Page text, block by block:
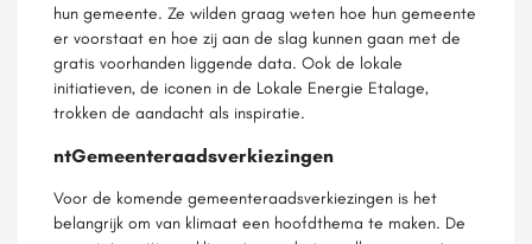
hun gemeente. Ze wilden graag weten hoe hun gemeente
er voorstaat en hoe zij aan de slag kunnen gaan met de
gratis voorhanden liggende data. Ook de lokale
initiatieven, de iconen in de Lokale Energie Etalage,
trokken de aandacht als inspiratie.
ntGemeenteraadsverkiezingen
Voor de komende gemeenteraadsverkiezingen is het
belangrijk om van klimaat een hoofdthema te maken. De